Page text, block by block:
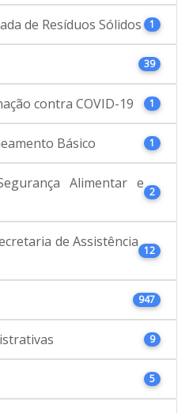
de Resíduos Sólidos 1
39
contra COVID-19 1
Básico 1
Alimentar e
2
de Assistência
12
947
9
5